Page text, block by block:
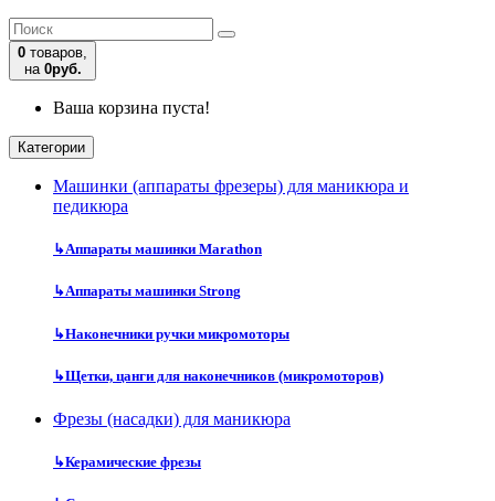
0 товаров,
на 0руб.
Ваша корзина пуста!
Категории
Машинки (аппараты фрезеры) для маникюра и
педикюра
↳Аппараты машинки Marathon
↳Аппараты машинки Strong
↳Наконечники ручки микромоторы
↳Щетки, цанги для наконечников (микромоторов)
Фрезы (насадки) для маникюра
↳Керамические фрезы